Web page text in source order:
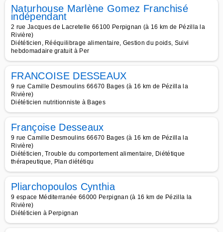
Naturhouse Marlène Gomez Franchisé
indépendant
2 rue Jacques de Lacretelle 66100 Perpignan (à 16 km de Pézilla la
Rivière)
Diététicien, Rééquilibrage alimentaire, Gestion du poids, Suivi
hebdomadaire gratuit à Per
FRANCOISE DESSEAUX
9 rue Camille Desmoulins 66670 Bages (à 16 km de Pézilla la
Rivière)
Diététicien nutritionniste à Bages
Françoise Desseaux
9 rue Camille Desmoulins 66670 Bages (à 16 km de Pézilla la
Rivière)
Diététicien, Trouble du comportement alimentaire, Diététique
thérapeutique, Plan diététiqu
Pliarchopoulos Cynthia
9 espace Méditerranée 66000 Perpignan (à 16 km de Pézilla la
Rivière)
Diététicien à Perpignan